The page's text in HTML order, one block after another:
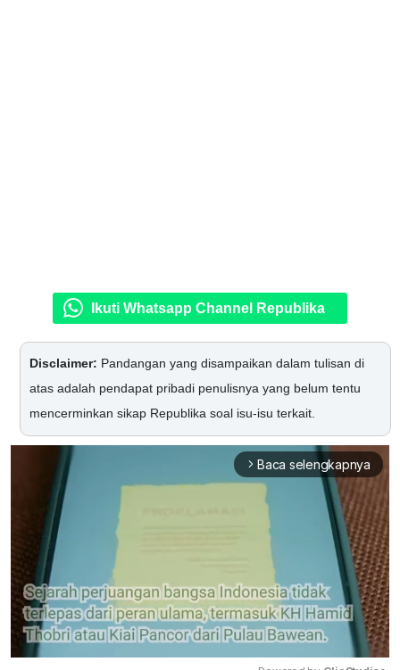
Ikuti Whatsapp Channel Republika
Disclaimer: Pandangan yang disampaikan dalam tulisan di
atas adalah pendapat pribadi penulisnya yang belum tentu
mencerminkan sikap Republika soal isu-isu terkait.
arrow_forward_ios Baca selengkapnya